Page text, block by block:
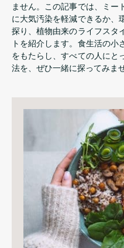
ません。この記事では、ミー
に大気汚染を軽減できるか、
探り、植物由来のライフスタ
トを紹介します。食生活の小
をもたらし、すべての人にと
法を、ぜひ一緒に探ってみま